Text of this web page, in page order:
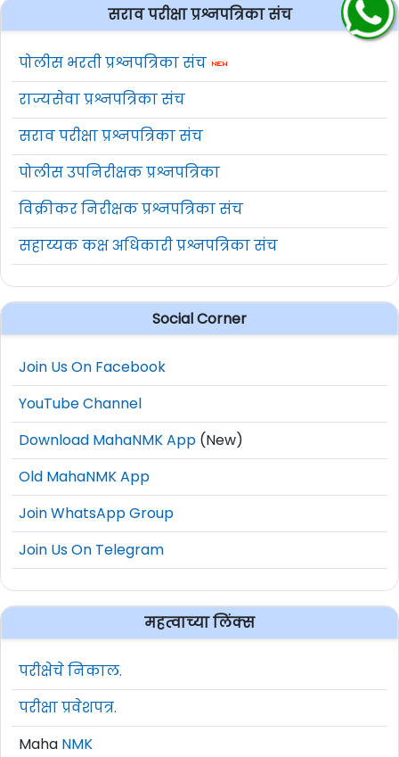
सराव परीक्षा प्रश्नपत्रिका संच
पोलीस भरती प्रश्नपत्रिका संच
राज्यसेवा प्रश्नपत्रिका संच
सराव परीक्षा प्रश्नपत्रिका संच
पोलीस उपनिरीक्षक प्रश्नपत्रिका
विक्रीकर निरीक्षक प्रश्नपत्रिका संच
सहाय्यक कक्ष अधिकारी प्रश्नपत्रिका संच
Social Corner
Join Us On Facebook
YouTube Channel
Download MahaNMK App (New)
Old MahaNMK App
Join WhatsApp Group
Join Us On Telegram
महत्वाच्या लिंक्स
परीक्षेचे निकाल.
परीक्षा प्रवेशपत्र.
Maha NMK